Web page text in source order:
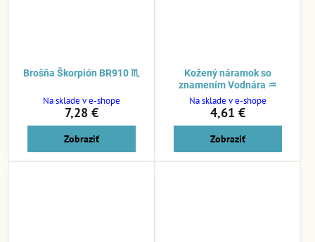
Brošňa Škorpión BR910 ♏
Na sklade v e-shope
7,28 €
Zobraziť
Kožený náramok so
znamením Vodnára ♒
Na sklade v e-shope
4,61 €
Zobraziť